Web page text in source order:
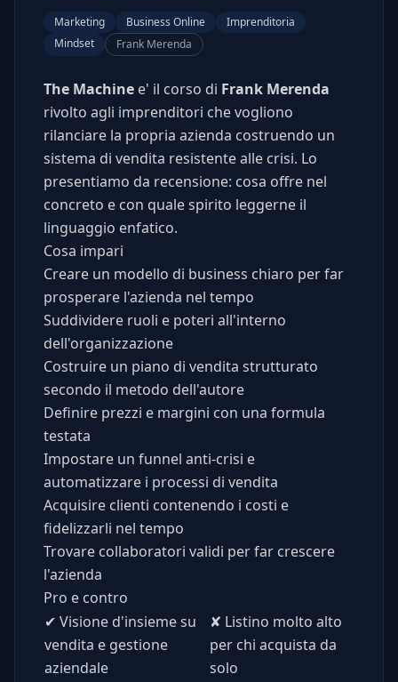
Marketing Business Online
Imprenditoria
Mindset
Frank Merenda
The Machine e' il corso di Frank Merenda
rivolto agli imprenditori che vogliono
rilanciare la propria azienda costruendo un
sistema di vendita resistente alle crisi. Lo
presentiamo da recensione: cosa offre nel
concreto e con quale spirito leggerne il
linguaggio enfatico.
Cosa impari
Creare un modello di business chiaro per far
prosperare l'azienda nel tempo
Suddividere ruoli e poteri all'interno
dell'organizzazione
Costruire un piano di vendita strutturato
secondo il metodo dell'autore
Definire prezzi e margini con una formula
testata
Impostare un funnel anti-crisi e
automatizzare i processi di vendita
Acquisire clienti contenendo i costi e
fidelizzarli nel tempo
Trovare collaboratori validi per far crescere
l'azienda
Pro e contro
✔ Visione d'insieme su
vendita e gestione
aziendale
✘ Listino molto alto
per chi acquista da
solo